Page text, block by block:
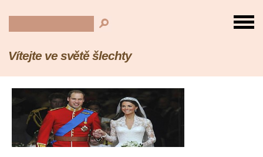
Vítejte ve světě šlechty